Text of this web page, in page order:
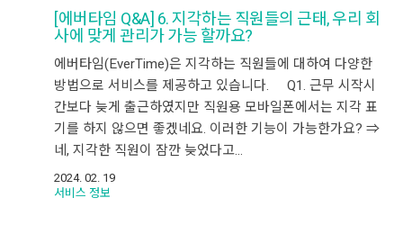
[에버타임 Q&A] 6. 지각하는 직원들의 근태, 우리 회
사에 맞게 관리가 가능 할까요?
에버타임(EverTime)은 지각하는 직원들에 대하여 다양한
방법으로 서비스를 제공하고 있습니다. Q1. 근무 시작시
간보다 늦게 출근하였지만 직원용 모바일폰에서는 지각 표
기를 하지 않으면 좋겠네요. 이러한 기능이 가능한가요? ⇒
네, 지각한 직원이 잠깐 늦었다고…
2024. 02. 19
서비스 정보